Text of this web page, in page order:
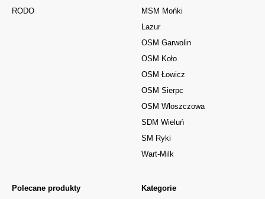
RODO
Kategorie
Polecane produkty
MSM Mońki
Lazur
OSM Garwolin
OSM Koło
OSM Łowicz
OSM Sierpc
OSM Włoszczowa
SDM Wieluń
SM Ryki
Wart-Milk